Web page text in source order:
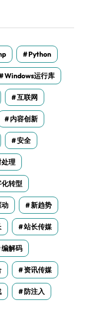
Python
Windows运行库
互联网
内容创新
安全
理
转型
动 新趋势
站长传媒
编解码
资讯传媒
防注入